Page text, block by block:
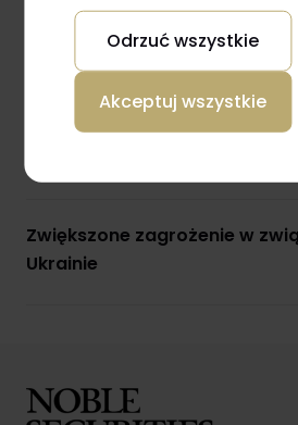
Masowe kampanie e-mailowe
Zwiększone zagrożenie w
Ukrainie
Odrzuć wszystkie
Akceptuj wszystkie